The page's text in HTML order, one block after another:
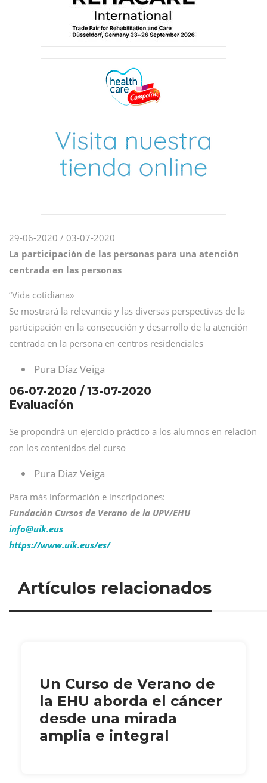
29-06-2020 / 03-07-2020
La participación de las personas para una atención
centrada en las personas
“Vida cotidiana»
Se mostrará la relevancia y las diversas perspectivas de la
participación en la consecución y desarrollo de la atención
centrada en la persona en centros residenciales
Pura Díaz Veiga
06-07-2020 / 13-07-2020
Evaluación
Se propondrá un ejercicio práctico a los alumnos en relación
con los contenidos del curso
Pura Díaz Veiga
Para más información e inscripciones:
Fundación Cursos de Verano de la UPV/EHU
info@uik.eus
https://www.uik.eus/es/
Artículos relacionados
Un Curso de Verano de
la EHU aborda el cáncer
desde una mirada
amplia e integral